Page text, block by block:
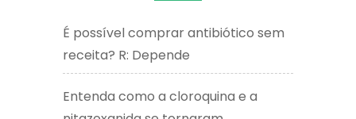
É possível comprar antibiótico sem
receita? R: Depende
Entenda como a cloroquina e a